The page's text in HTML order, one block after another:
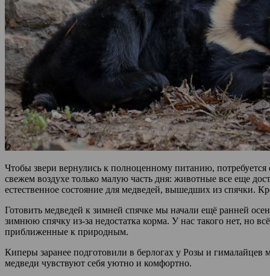
Чтобы звери вернулись к полноценному питанию,
свежем воздухе только малую часть дня: животные все еще
естественное состояние для медведей, вышедших из спячки.
Готовить медведей к зимней спячке мы начали ещё ранней
зимнюю спячку из-за недостатка корма. У нас такого нет, но
приближенные к природным.
Киперы заранее подготовили в берлогах у Розы и
медведи чувствуют себя уютно и комфортно.